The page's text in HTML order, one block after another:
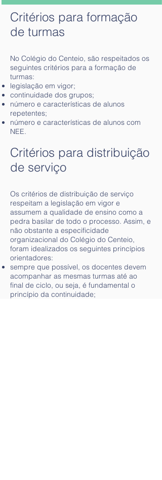
Critérios para formação
de turmas
No Colégio do Centeio, são respeitados os
seguintes critérios para a formação de
turmas:
legislação em vigor;
continuidade dos grupos;
número e características de alunos
repetentes;
número e características de alunos com
NEE.
Critérios para distribuição
de serviço
Os critérios de distribuição de serviço
respeitam a legislação em vigor e
assumem a qualidade de ensino como a
pedra basilar de todo o processo. Assim, e
não obstante a especificidade
organizacional do Colégio do Centeio,
foram idealizados os seguintes princípios
orientadores:
sempre que possível, os docentes devem
acompanhar as mesmas turmas até ao
final de ciclo, ou seja, é fundamental o
princípio da continuidade;